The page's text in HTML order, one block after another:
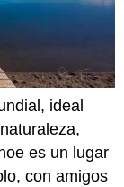
ideal
es un lugar
con amigos